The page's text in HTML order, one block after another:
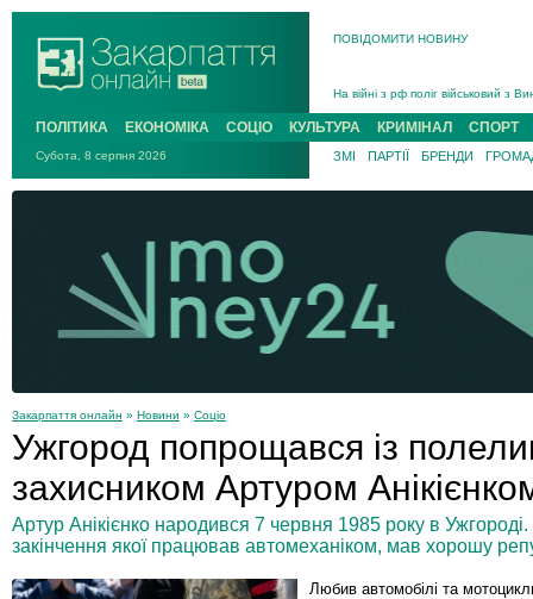
ПОВІДОМИТИ НОВИНУ
Підтвердили загибель
На війні загинув 26-річний
ПОЛІТИКА ЕКОНОМІКА СОЦІО КУЛЬТУРА КРИМІНАЛ СПОРТ
Субота, 8 серпня 2026 ЗМІ ПАРТІЇ БРЕНДИ
Закарпаття онлайн » Новини » Соціо
Ужгород попрощався із
захисником Артуром
Артур Анікієнко народився 7 червня 1985 року в
закінчення якої працював автомеханіком, мав хорошу
Любив автомобілі та